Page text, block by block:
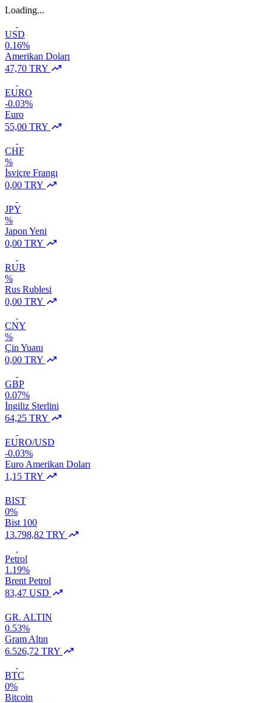
Loading...
USD
0.16%
Amerikan Doları
47,70 TRY
EURO
-0.03%
Euro
55,00 TRY
CHF
%
İsviçre Frangı
0,00 TRY
JPY
%
Japon Yeni
0,00 TRY
RUB
%
Rus Rublesi
0,00 TRY
CNY
%
Çin Yuanı
0,00 TRY
GBP
0.07%
İngiliz Sterlini
64,25 TRY
EURO/USD
-0.03%
Euro Amerikan Doları
1,15 TRY
BIST
0%
Bist 100
13.798,82 TRY
Petrol
1.19%
Brent Petrol
83,47 USD
GR. ALTIN
0.53%
Gram Altın
6.526,72 TRY
BTC
0%
Bitcoin